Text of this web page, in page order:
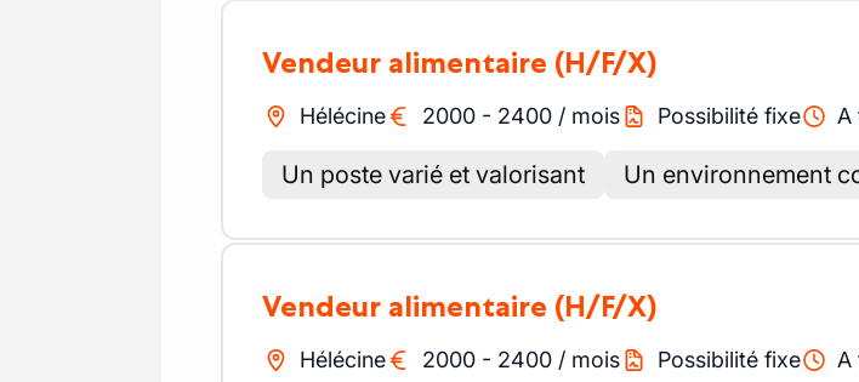
Vendeur alimentaire (H/F/X)
Hélécine 2000 - 2400 / mois Possibilité fixe A
Un poste varié et valorisant Un environnement
Vendeur alimentaire (H/F/X)
Hélécine 2000 - 2400 / mois Possibilité fixe A